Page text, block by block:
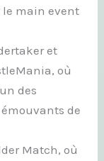
le main event
et
où
des
de
Match, où